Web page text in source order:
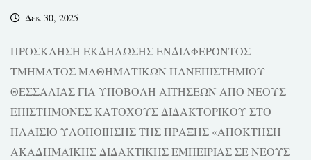
Δεκ 30, 2025
ΠΡΟΣΚΛΗΣΗ ΕΚΔΗΛΩΣΗΣ ΕΝΔΙΑΦΕΡΟΝΤΟΣ
ΤΜΗΜΑΤΟΣ ΜΑΘΗΜΑΤΙΚΩΝ ΠΑΝΕΠΙΣΤΗΜΙΟΥ
ΘΕΣΣΑΛΙΑΣ ΓΙΑ ΥΠΟΒΟΛΗ ΑΙΤΗΣΕΩΝ ΑΠΟ ΝΕΟΥΣ
ΕΠΙΣΤΗΜΟΝΕΣ ΚΑΤΟΧΟΥΣ ΔΙΔΑΚΤΟΡΙΚΟΥ ΣΤΟ
ΠΛΑΙΣΙΟ ΥΛΟΠΟΙΗΣΗΣ ΤΗΣ ΠΡΑΞΗΣ «ΑΠΟΚΤΗΣΗ
ΑΚΑΔΗΜΑΪΚΗΣ ΔΙΔΑΚΤΙΚΗΣ ΕΜΠΕΙΡΙΑΣ ΣΕ ΝΕΟΥΣ